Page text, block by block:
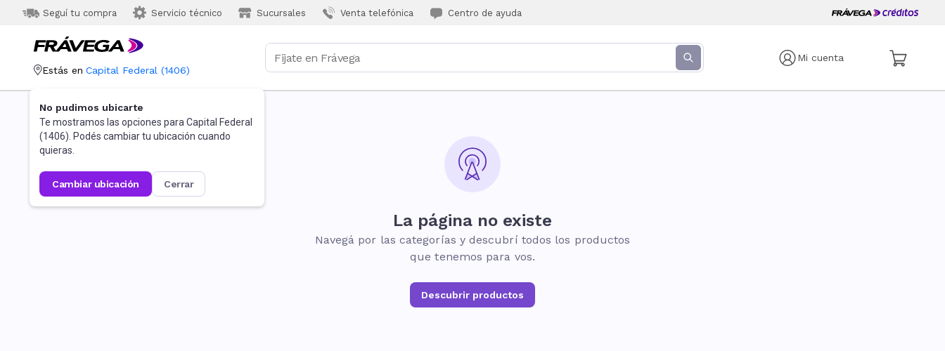
Seguí tu compra Servicio técnico Sucursales Venta telefónica Centro de ayuda
Mi cuenta
Estás en Capital Federal (1406)
No pudimos ubicarte
Te mostramos las opciones para Capital Federal
(1406). Podés cambiar tu ubicación cuando
quieras.
cambiar ubicación cerrar
La página no existe
Navegá por las categorías y descubrí todos los productos
que tenemos para vos.
Descubrir productos